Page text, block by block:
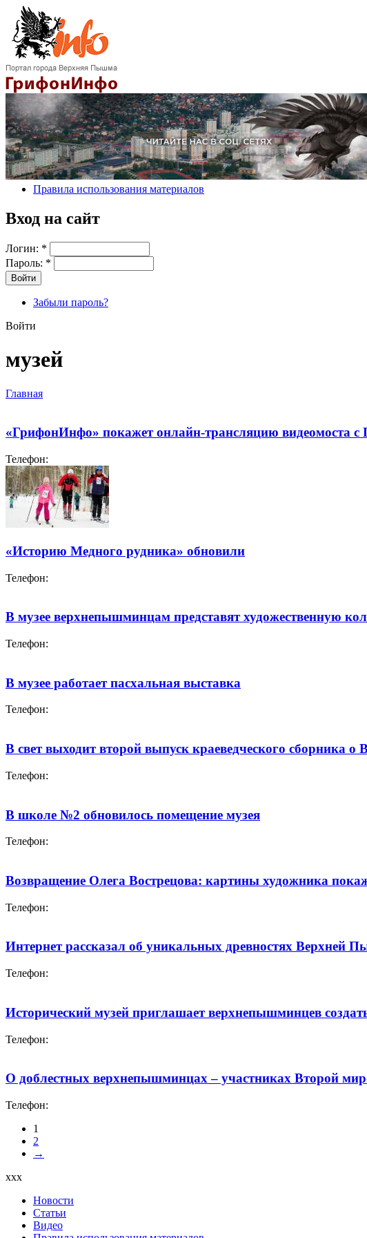
Правила использования материалов
Вход на сайт
Логин: *
Пароль: *
Забыли пароль?
Войти
музей
Главная
«ГрифонИнфо» покажет онлайн-трансляцию видеомоста с
Телефон:
«Историю Медного рудника» обновили
Телефон:
В музее верхнепышминцам представят художественную
Телефон:
В музее работает пасхальная выставка
Телефон:
В свет выходит второй выпуск краеведческого сборника
Телефон:
В школе №2 обновилось помещение музея
Телефон:
Возвращение Олега Вострецова: картины художника
Телефон:
Интернет рассказал об уникальных древностях Верхней
Телефон:
Исторический музей приглашает верхнепышминцев
Телефон:
О доблестных верхнепышминцах – участниках Второй
Телефон:
1
2
→
xxx
Новости
Статьи
Видео